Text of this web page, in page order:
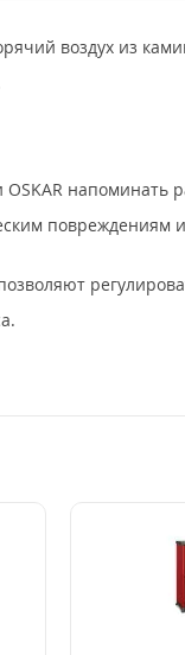
воздух из
напоминать
повреждениям